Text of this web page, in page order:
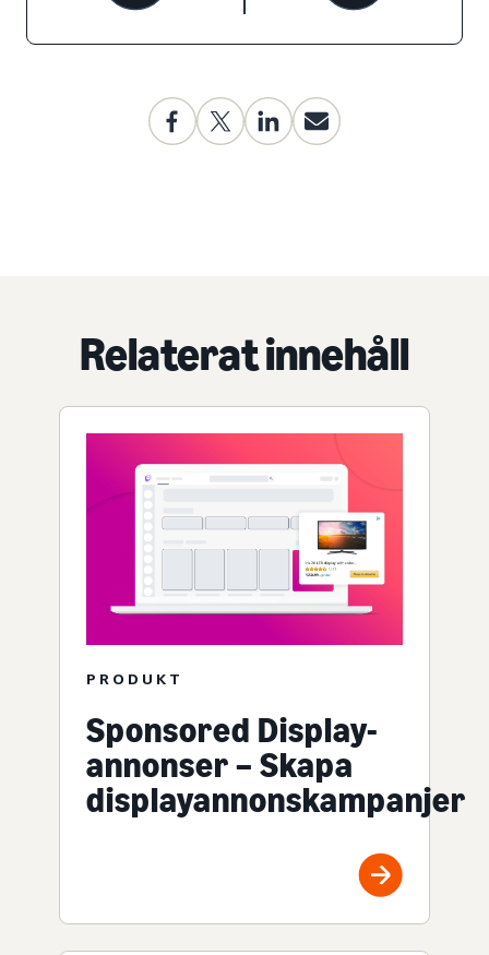
Relaterat innehåll
PRODUKT
Sponsored Display-
annonser – Skapa
displayannonskampanjer